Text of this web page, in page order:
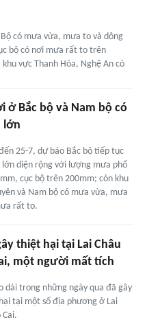
có mưa vừa, mưa to và dông
bộ có nơi mưa rất to trên
vực Thanh Hóa, Nghệ An có
ở Bắc bộ và Nam bộ có
lớn
25-7, dự báo Bắc bộ tiếp tục
diện rộng với lượng mưa phổ
cục bộ trên 200mm; còn khu
và Nam bộ có mưa vừa, mưa
rất to.
thiệt hại tại Lai Châu
một người mất tích
dài trong những ngày qua đã gây
tại một số địa phương ở Lai
Cai.